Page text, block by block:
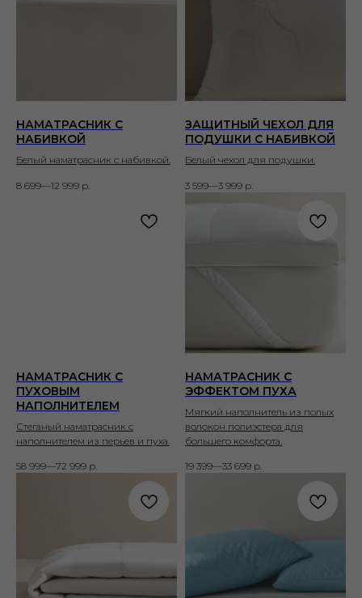
НАМАТРАСНИК С
НАБИВКОЙ
Белый наматрасник с набивкой.
8 699—12 999 р.
ЗАЩИТНЫЙ ЧЕХОЛ ДЛЯ
ПОДУШКИ С НАБИВКОЙ
Белый чехол для подушки.
3 599—3 999 р.
НАМАТРАСНИК С
ПУХОВЫМ
НАПОЛНИТЕЛЕМ
Стеганый наматрасник с
наполнителем из перьев и пуха.
58 999—72 999 р.
НАМАТРАСНИК С
ЭФФЕКТОМ ПУХА
Мягкий наполнитель из полых
волокон полиэстера для
большего комфорта.
19 399—33 699 р.